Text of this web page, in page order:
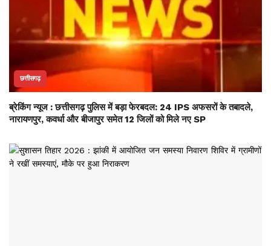
छत्तीसगढ़
ब्रेकिंग न्यूज : छत्तीसगढ़ पुलिस में बड़ा फेरबदल: 24 IPS अफसरों के तबादले,
नारायणपुर, कवर्धा और बीजापुर समेत 12 जिलों को मिले नए SP